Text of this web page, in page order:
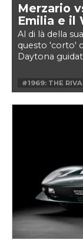
Merzario
Emilia e il
Al di là della
questo 'corto'
Daytona
#1969: THE
#DAYTONA
#MIURA